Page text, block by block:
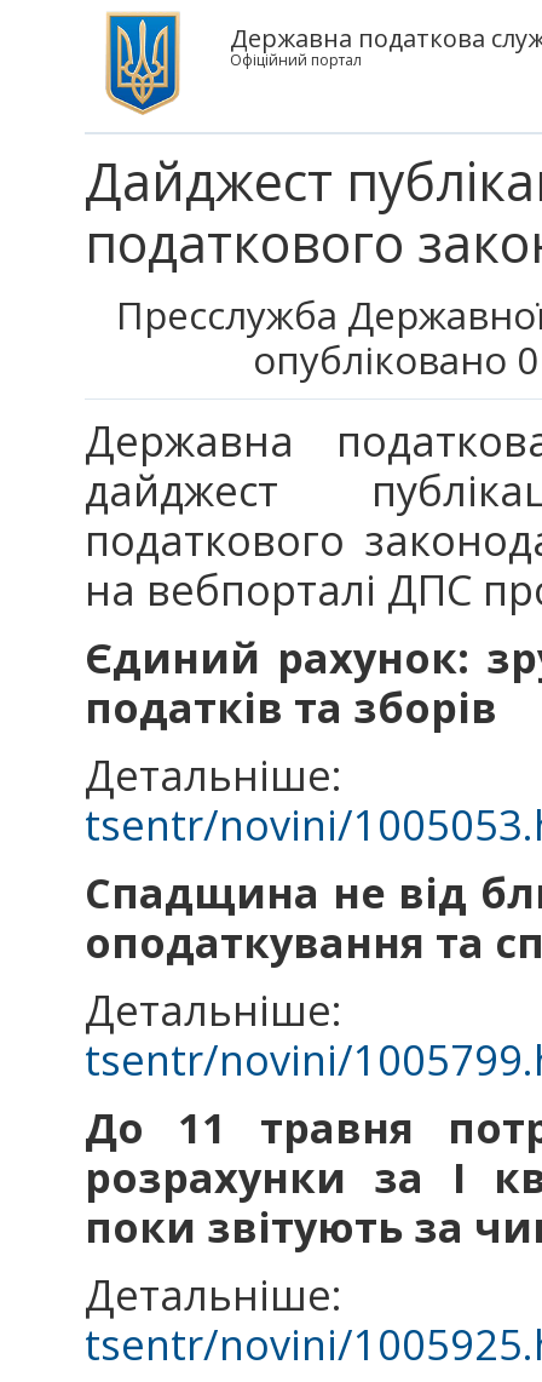
Державна податкова
Офіційний портал
Дайджест
податкового
Пресслужба
опубліковано
Державна
дайджест
податкового
на вебпорталі ДПС
Єдиний рахунок:
податків та зборів
tsentr/novini/
Спадщина не від
оподаткування та
tsentr/novini/
До 11 травня
розрахунки за І
поки звітують за
tsentr/novini/